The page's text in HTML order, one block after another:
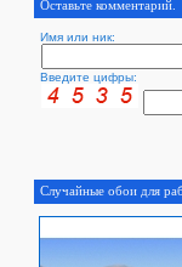
Оставьте комментарий.
Имя или ник:
Введите цифры:
Случайные обои для